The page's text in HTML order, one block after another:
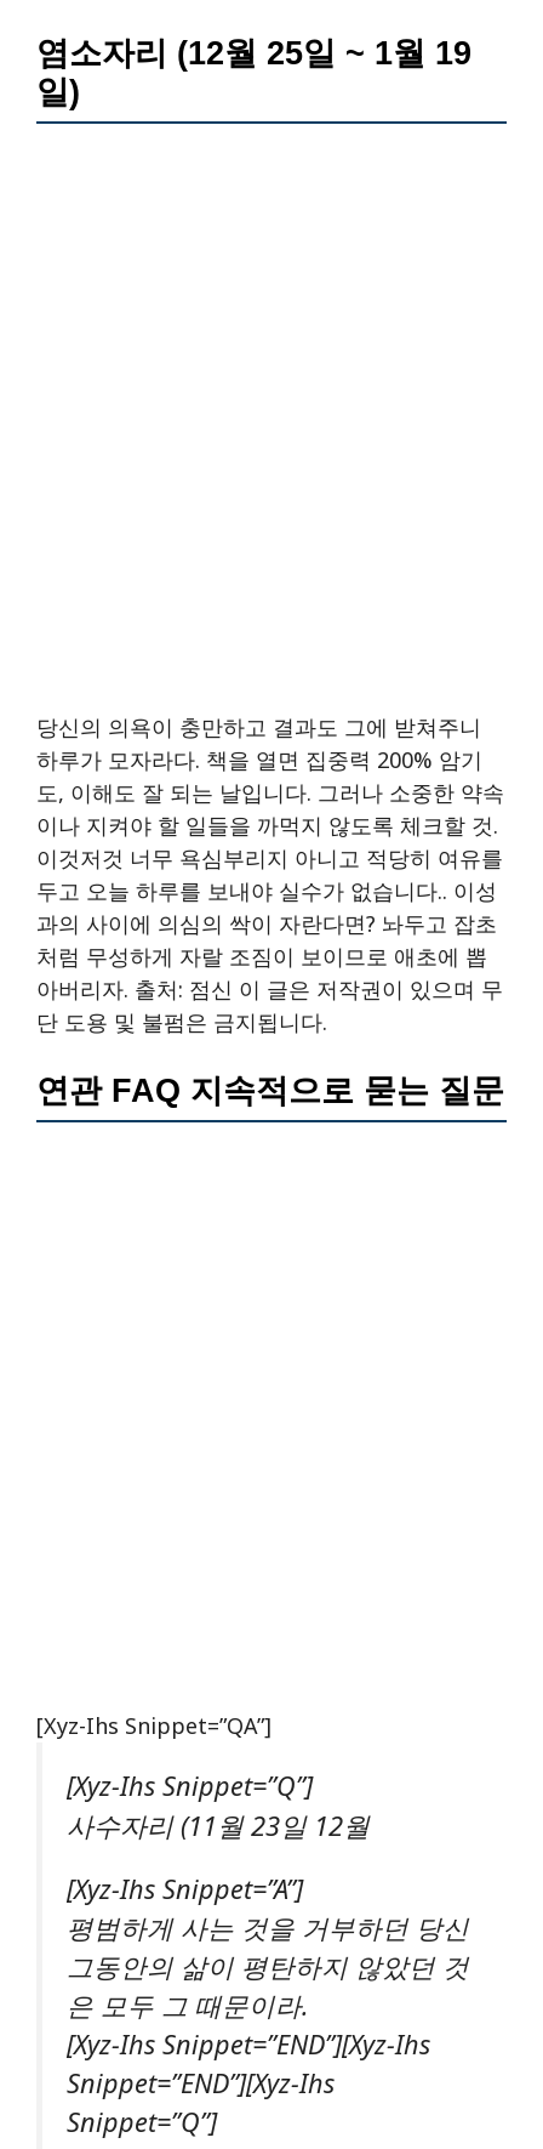
염소자리 (12월 25일 ~ 1월 19
일)
당신의 의욕이 충만하고 결과도 그에 받쳐주니
하루가 모자라다. 책을 열면 집중력 200% 암기
도, 이해도 잘 되는 날입니다. 그러나 소중한 약속
이나 지켜야 할 일들을 까먹지 않도록 체크할 것.
이것저것 너무 욕심부리지 아니고 적당히 여유를
두고 오늘 하루를 보내야 실수가 없습니다.. 이성
과의 사이에 의심의 싹이 자란다면? 놔두고 잡초
처럼 무성하게 자랄 조짐이 보이므로 애초에 뽑
아버리자. 출처: 점신 이 글은 저작권이 있으며 무
단 도용 및 불펌은 금지됩니다.
연관 FAQ 지속적으로 묻는 질문
[xyz-Ihs Snippet=”QA”]
[xyz-Ihs Snippet=”Q”]
사수자리 (11월 23일 12월
[xyz-Ihs Snippet=”A”]
평범하게 사는 것을 거부하던 당신
그동안의 삶이 평탄하지 않았던 것
은 모두 그 때문이라.
[xyz-Ihs Snippet=”END”][xyz-Ihs
Snippet=”END”][xyz-Ihs
Snippet=”Q”]